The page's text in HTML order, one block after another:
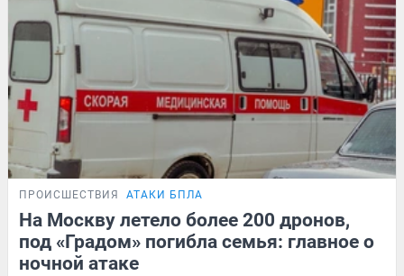
ПРОИСШЕСТВИЯ АТАКИ БПЛА
На Москву летело более 200 дронов,
под «Градом» погибла семья: главное о
ночной атаке